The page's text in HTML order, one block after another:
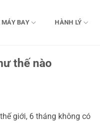
MÁY BAY HÀNH LÝ
thế nào
giới, 6 tháng không có